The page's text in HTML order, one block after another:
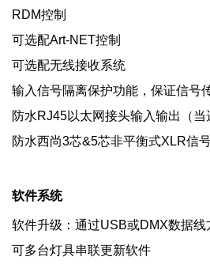
RDM控制
可选配Art-NET控制
可选配无线接收系统
输入信号隔离保护功能，保证信号
防水RJ45以太网接头输入输出（当
防水西尚3芯&5芯非平衡式XLR信
软件系统
软件升级：通过USB或DMX数据
可多台灯具串联更新软件